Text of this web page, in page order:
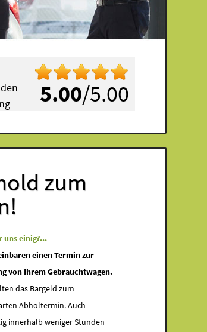
5.00/5.00
zum
uns einig?...
einen Termin zur
von Ihrem Gebrauchtwagen.
das Bargeld zum
Abholtermin. Auch
innerhalb weniger Stunden